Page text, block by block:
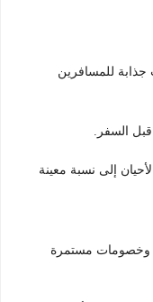
للمسافرين
السفر.
إلى نسبة معينة
وخصومات مستمرة